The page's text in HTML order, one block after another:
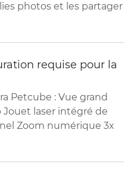
photos et les partager
requise pour la
Petcube : Vue grand
Jouet laser intégré de
Zoom numérique 3x